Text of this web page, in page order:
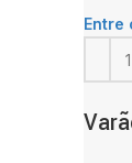
Entre